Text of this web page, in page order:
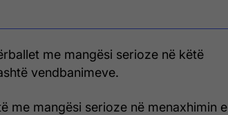
me mangësi serioze në këtë
vendbanimeve.
me mangësi serioze në menaxhimin e